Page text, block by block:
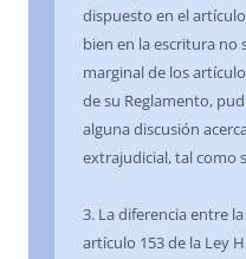
dispuesto en el
bien en la escritura no
marginal de los
de su Reglamento,
alguna discusión
extrajudicial, tal como
3. La diferencia entre
artículo 153 de la Ley